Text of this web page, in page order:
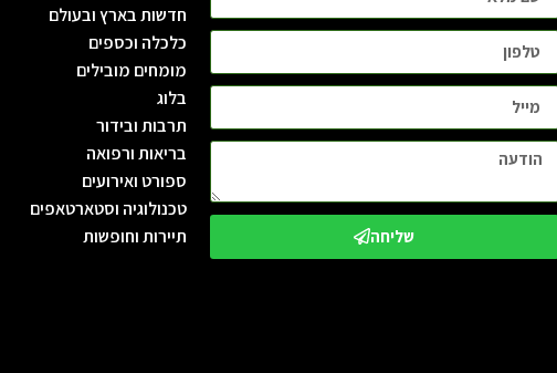
שליחה
חדשות בארץ ובעולם
כלכלה וכספים
מומחים מובילים
בלוג
תרבות ובידור
בריאות ורפואה
ספורט ואירועים
טכנולוגיה וסטארטאפים
תיירות וחופשות